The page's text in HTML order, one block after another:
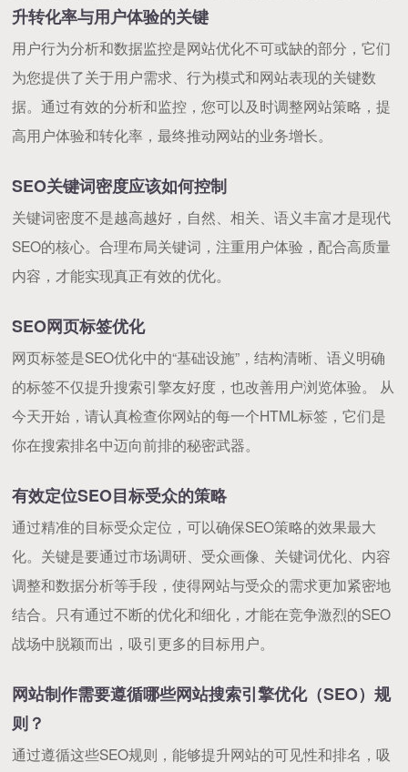
升转化率与用户体验的关键
用户行为分析和数据监控是网站优化不可或缺的部分，它们
为您提供了关于用户需求、行为模式和网站表现的关键数
据。通过有效的分析和监控，您可以及时调整网站策略，提
高用户体验和转化率，最终推动网站的业务增长。
SEO关键词密度应该如何控制
关键词密度不是越高越好，自然、相关、语义丰富才是现代
SEO的核心。合理布局关键词，注重用户体验，配合高质量
内容，才能实现真正有效的优化。
SEO网页标签优化
网页标签是SEO优化中的“基础设施”，结构清晰、语义明确
的标签不仅提升搜索引擎友好度，也改善用户浏览体验。 从
今天开始，请认真检查你网站的每一个HTML标签，它们是
你在搜索排名中迈向前排的秘密武器。
有效定位SEO目标受众的策略
通过精准的目标受众定位，可以确保SEO策略的效果最大
化。关键是要通过市场调研、受众画像、关键词优化、内容
调整和数据分析等手段，使得网站与受众的需求更加紧密地
结合。只有通过不断的优化和细化，才能在竞争激烈的SEO
战场中脱颖而出，吸引更多的目标用户。
网站制作需要遵循哪些网站搜索引擎优化（SEO）规
则？
通过遵循这些SEO规则，能够提升网站的可见性和排名，吸